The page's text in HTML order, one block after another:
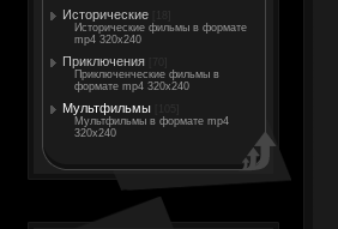
Исторические
Исторические фильмы в формате
mp4 320x240
Приключения
Приключенческие фильмы в
формате mp4 320x240
Мультфильмы
Мультфильмы в формате mp4
320x240